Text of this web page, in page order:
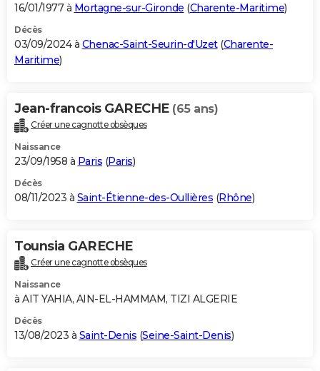
S'inscrire
Se connecter
Lycées
Collèges
Primaires
Universités
Entreprises
Service militaire
Avis de recherche
AVIS DE DÉCÈS
Bricolage
Lifestyle
Culture
Sport
Auto
Television
Voyage
Cinema
16/01/1977 à Mortagne-sur-Gironde (Charente-Maritime)
Décès
03/09/2024 à Chenac-Saint-Seurin-d'Uzet(Charente-
Maritime)
Jean-francois GARECHE (65 ans)
Créer une cagnotte obsèques
Naissance
23/09/1958 à Paris (Paris)
Décès
08/11/2023 à Saint-Étienne-des-Oullières (Rhône)
Tounsia GARECHE
Créer une cagnotte obsèques
Naissance
à AIT YAHIA, AIN-EL-HAMMAM, TIZI ALGERIE
Décès
13/08/2023 à Saint-Denis (Seine-Saint-Denis)